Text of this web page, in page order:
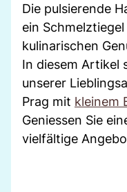
Die pulsierende
ein
kulinarischen
In diesem Artikel
unserer
Prag mit kleinem
Geniessen Sie
vielfältige